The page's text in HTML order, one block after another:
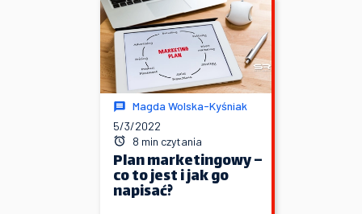
Magda Wolska-Kyśniak
5/3/2022
8 min czytania
Plan marketingowy –
co to jest i jak go
napisać?